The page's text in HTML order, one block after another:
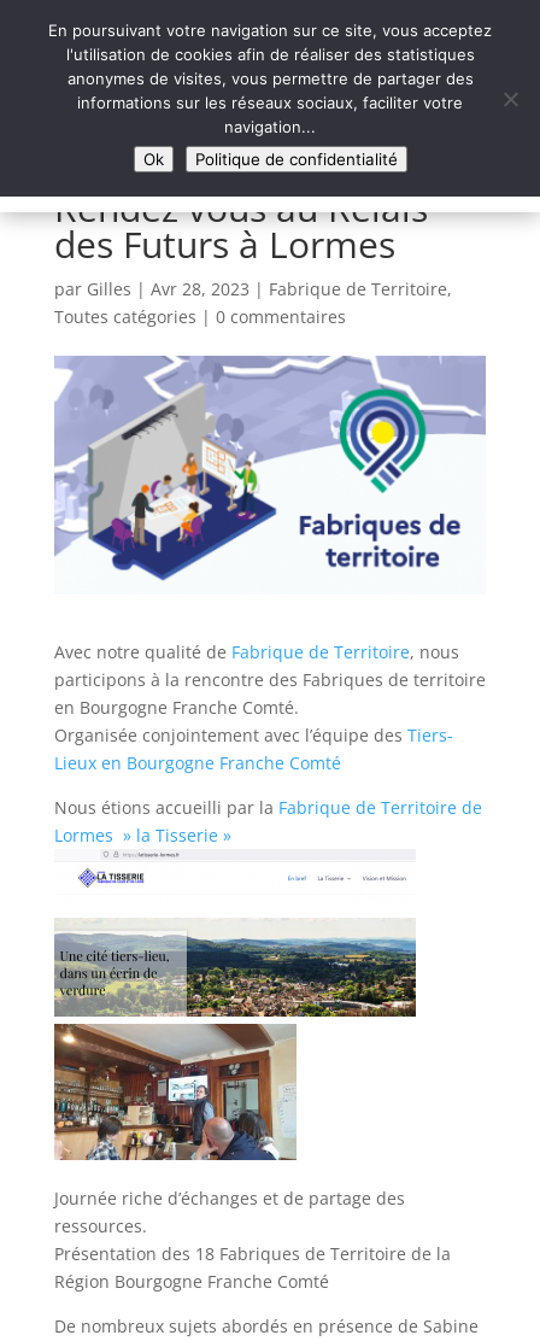
Syntaxe Erreur 2.0
LE NUMÉRIQUE SOLIDAIRE
Rendez vous au Relais
des Futurs à Lormes
par Gilles | Avr 28, 2023 | Fabrique de Territoire,
Toutes catégories | 0 commentaires
Avec notre qualité de Fabrique de Territoire, nous
participons à la rencontre des Fabriques de territoire
en Bourgogne Franche Comté.
Organisée conjointement avec l’équipe des Tiers-
Lieux en Bourgogne Franche Comté
Nous étions accueilli par la Fabrique de Territoire de
Lormes » la Tisserie »
Journée riche d’échanges et de partage des
ressources.
Présentation des 18 Fabriques de Territoire de la
Région Bourgogne Franche Comté
De nombreux sujets abordés en présence de Sabine
En poursuivant votre navigation sur ce site, vous acceptez
l'utilisation de cookies afin de réaliser des statistiques
anonymes de visites, vous permettre de partager des
informations sur les réseaux sociaux, faciliter votre
navigation...
Ok
Politique de confidentialité